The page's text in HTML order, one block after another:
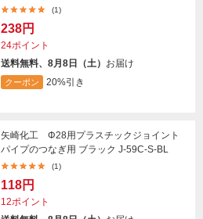
(1)
238円
24ポイント
送料無料、8月8日（土） お届け
クーポン 20%引き
矢崎化工 Φ28用プラスチックジョイント
パイプのつなぎ用 ブラック J-59C-S-BL
(1)
118円
12ポイント